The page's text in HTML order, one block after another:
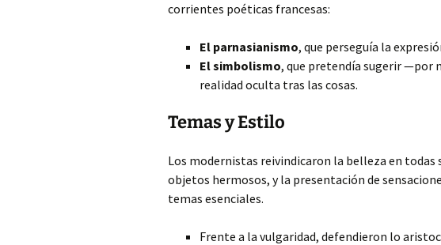
corrientes poéticas francesas:
El parnasianismo, que perseguía la
El simbolismo, que pretendía sugerir —por
realidad oculta tras las cosas.
Temas y Estilo
Los modernistas reivindicaron la belleza en todas
objetos hermosos, y la presentación de
temas esenciales.
Frente a la vulgaridad, defendieron lo